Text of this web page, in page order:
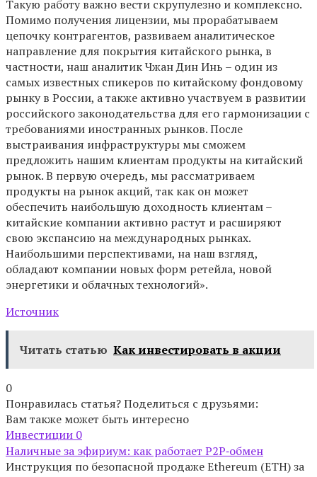
Такую работу важно вести скрупулезно и комплексно.
Помимо получения лицензии, мы прорабатываем
цепочку контрагентов, развиваем аналитическое
направление для покрытия китайского рынка, в
частности, наш аналитик Чжан Дин Инь – один из
самых известных спикеров по китайскому фондовому
рынку в России, а также активно участвуем в развитии
российского законодательства для его гармонизации с
требованиями иностранных рынков. После
выстраивания инфраструктуры мы сможем
предложить нашим клиентам продукты на китайский
рынок. В первую очередь, мы рассматриваем
продукты на рынок акций, так как он может
обеспечить наибольшую доходность клиентам –
китайские компании активно растут и расширяют
свою экспансию на международных рынках.
Наибольшими перспективами, на наш взгляд,
обладают компании новых форм ретейла, новой
энергетики и облачных технологий».
Источник
Читать статью Как инвестировать в акции
0
Понравилась статья? Поделиться с друзьями:
Вам также может быть интересно
Инвестиции 0
Наличные за эфириум: как работает P2P‑обмен
Инструкция по безопасной продаже Ethereum (ETH) за